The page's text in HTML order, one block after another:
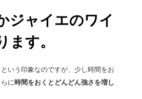
ジャイエのワイ
す。
いう印象なのですが、少し時間をお
に時間をおくとどんどん強さを増し